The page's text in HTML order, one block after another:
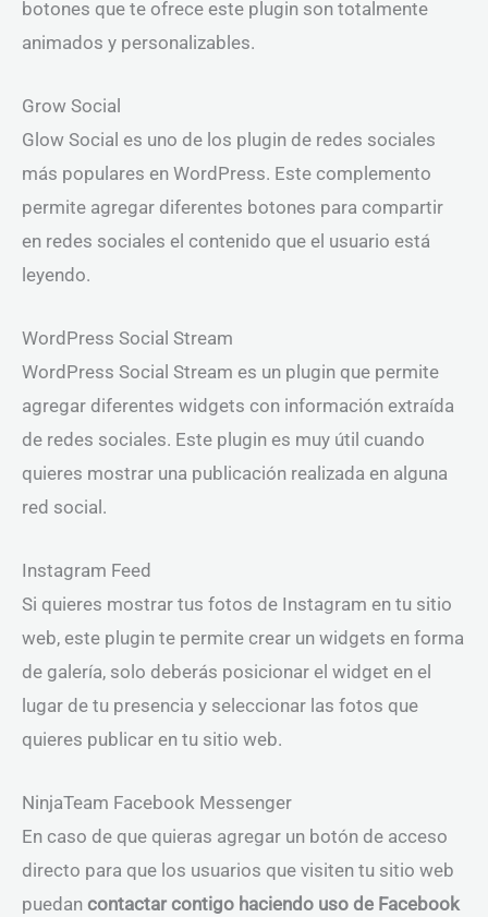
botones que te ofrece este plugin son totalmente
animados y personalizables.
Grow Social
Glow Social es uno de los plugin de redes sociales
más populares en WordPress. Este complemento
permite agregar diferentes botones para compartir
en redes sociales el contenido que el usuario está
leyendo.
WordPress Social Stream
WordPress Social Stream es un plugin que permite
agregar diferentes widgets con información extraída
de redes sociales. Este plugin es muy útil cuando
quieres mostrar una publicación realizada en alguna
red social.
Instagram Feed
Si quieres mostrar tus fotos de Instagram en tu sitio
web, este plugin te permite crear un widgets en forma
de galería, solo deberás posicionar el widget en el
lugar de tu presencia y seleccionar las fotos que
quieres publicar en tu sitio web.
NinjaTeam Facebook Messenger
En caso de que quieras agregar un botón de acceso
directo para que los usuarios que visiten tu sitio web
puedan contactar contigo haciendo uso de Facebook